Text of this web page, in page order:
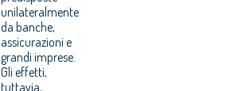
unilateralmente
da banche,
assicurazioni e
grandi imprese.
Gli effetti,
tuttavia,